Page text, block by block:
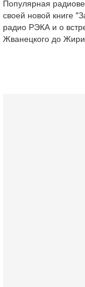
Популярная
своей новой книге
радио РЭКА и о
Жванецкого до